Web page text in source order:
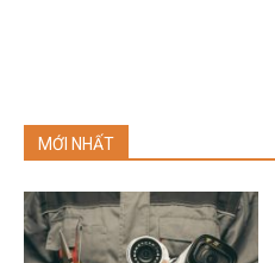
MỚI NHẤT